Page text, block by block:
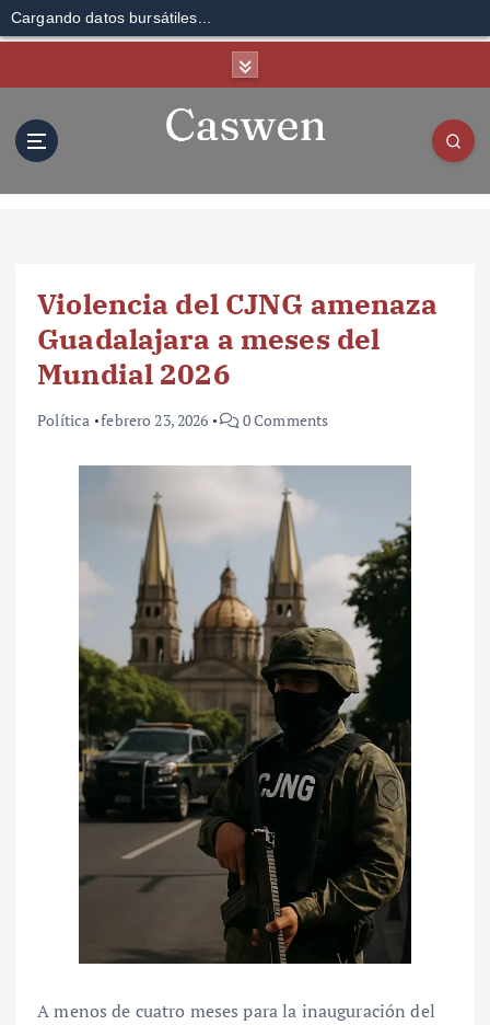
Cargando datos bursátiles...
Violencia del CJNG amenaza
Guadalajara a meses del
Mundial 2026
Política febrero 23, 2026 0 Comments
A menos de cuatro meses para la inauguración del